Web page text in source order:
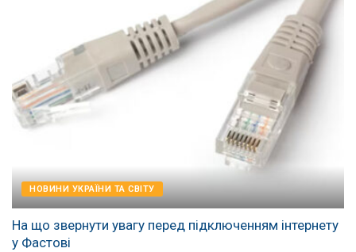
НОВИНИ УКРАЇНИ ТА СВІТУ
На що звернути увагу перед підключенням інтернету
у Фастові